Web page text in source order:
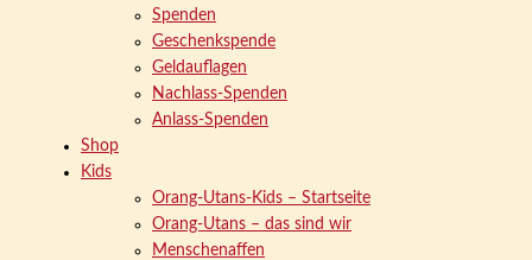
Spenden
Geschenkspende
Geldauflagen
Nachlass-Spenden
Anlass-Spenden
Shop
Kids
Orang-Utans-Kids – Startseite
Orang-Utans – das sind wir
Menschenaffen